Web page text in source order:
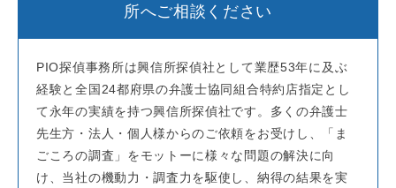
所へご相談ください
PIO探偵事務所は興信所探偵社として業歴53年に及ぶ
経験と全国24都府県の弁護士協同組合特約店指定とし
て永年の実績を持つ興信所探偵社です。多くの弁護士
先生方・法人・個人様からのご依頼をお受けし、「ま
ごころの調査」をモットーに様々な問題の解決に向
け、当社の機動力・調査力を駆使し、納得の結果を実